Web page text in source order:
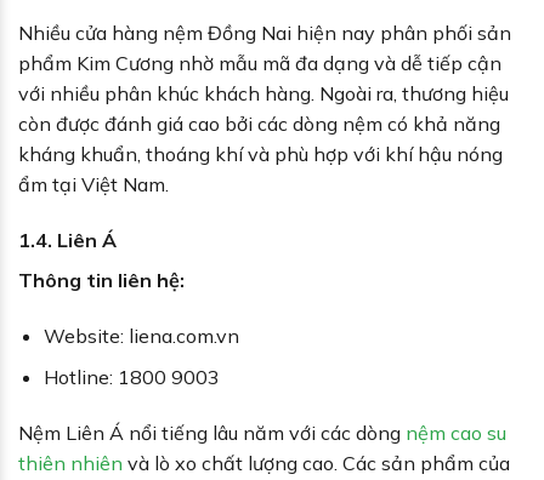
Nhiều cửa hàng nệm Đồng Nai hiện nay phân phối sản
phẩm Kim Cương nhờ mẫu mã đa dạng và dễ tiếp cận
với nhiều phân khúc khách hàng. Ngoài ra, thương hiệu
còn được đánh giá cao bởi các dòng nệm có khả năng
kháng khuẩn, thoáng khí và phù hợp với khí hậu nóng
ẩm tại Việt Nam.
1.4. Liên Á
Thông tin liên hệ:
Website: liena.com.vn
Hotline: 1800 9003
Nệm Liên Á nổi tiếng lâu năm với các dòng nệm cao su
thiên nhiên và lò xo chất lượng cao. Các sản phẩm của